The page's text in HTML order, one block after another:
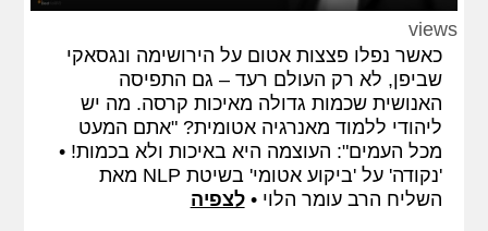
Play Mute Settings PIPEnter
fullscreen
views
כאשר נפלו פצצות אטום על הירושימה ונגסאקי
שביפן, לא רק העולם רעד – גם התפיסה
האנושית שכמות גדולה מאיכות קרסה. מה יש
ליהודי ללמוד מאנרגיה אטומית? "אתם המעט
מכל העמים": העוצמה היא באיכות ולא בכמות! •
'נקודה' על 'ביקוע אטומי' בשיטת NLP מאת
השליח הרב עומר הלוי •לצפיה